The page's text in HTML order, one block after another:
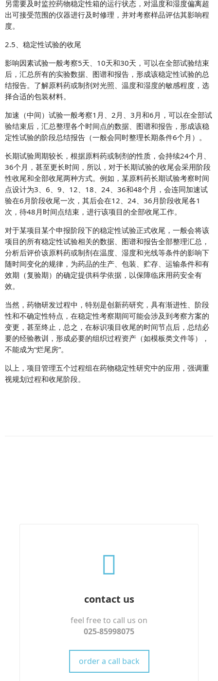
另需要及时监控药物稳定性箱的运行状态，对温度和湿度偏离超
出可接受范围的仪器进行及时修理，并对考察样品评估其影响程
度。
2.5、稳定性试验的收尾
影响因素试验一般考察5天、10天和30天，可以在全部试验结束
后，汇总所有的实验数据、图谱和报告，形成该稳定性试验的总
结报告。了解原料药或制剂对光照、温度和湿度的敏感程度，选
择合适的包装材料。
加速（中间）试验一般考察1月、2月、3月和6月，可以在全部试
验结束后，汇总整理各个时间点的数据、图谱和报告，形成该稳
定性试验的阶段总结报告（一般会同时整理长期条件6个月）。
长期试验周期较长，根据原料药或制剂的性质，会持续24个月、
36个月，甚至更长时间，所以，对于长期试验的收尾会采用阶段
性收尾和全部收尾两种方式。例如，某原料药长期试验考察时间
点设计为3、6、9、12、18、24、36和48个月，会连同加速试
验在6月阶段收尾一次，其后会在12、24、36月阶段收尾各1
次，待48月时间点结束，进行该项目的全部收尾工作。
对于某项目某个申报阶段下的稳定性试验正式收尾，一般会将该
项目的所有稳定性试验相关的数据、图谱和报告全部整理汇总，
分析后评价该原料药或制剂在温度、湿度和光线等条件的影响下
随时间变化的规律，为药品的生产、包装、贮存、运输条件和有
效期（复验期）的确定提供科学依据，以保障临床用药安全有
效。
当然，药物研发过程中，特别是创新药研究，具有渐进性、阶段
性和不确定性特点，在稳定性考察期间可能会涉及到考察方案的
变更，甚至终止，总之，在标识项目收尾的时间节点后，总结必
要的经验教训，形成必要的组织过程资产（如模板类文件等），
不能成为“烂尾房”。
以上，项目管理五个过程组在药物稳定性研究中的应用，强调重
视规划过程和收尾阶段。
contact us
feel free to call us on
025-85998075
order a call back